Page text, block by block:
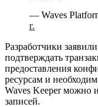
— Waves
г.
Разработчики
подтверждать
предоставления
ресурсам и
Waves Keeper можно
записей.